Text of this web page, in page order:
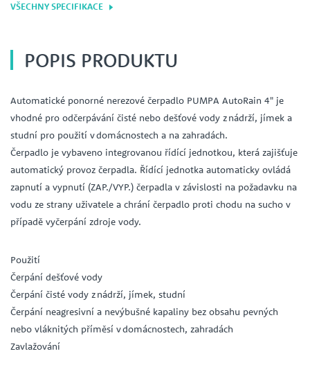
VŠECHNY SPECIFIKACE
POPIS PRODUKTU
Automatické ponorné nerezové čerpadlo PUMPA AutoRain 4" je
vhodné pro odčerpávání čisté nebo dešťové vody z nádrží, jímek a
studní pro použití v domácnostech a na zahradách.
Čerpadlo je vybaveno integrovanou řídící jednotkou, která zajišťuje
automatický provoz čerpadla. Řídící jednotka automaticky ovládá
zapnutí a vypnutí (ZAP./VYP.) čerpadla v závislosti na požadavku na
vodu ze strany uživatele a chrání čerpadlo proti chodu na sucho v
případě vyčerpání zdroje vody.
Použití
Čerpání dešťové vody
Čerpání čisté vody z nádrží, jímek, studní
Čerpání neagresivní a nevýbušné kapaliny bez obsahu pevných
nebo vláknitých příměsí v domácnostech, zahradách
Zavlažování